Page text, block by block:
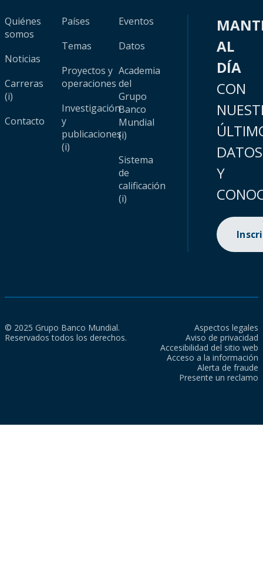
Quiénes
somos
Noticias
Carreras
(i)
Contacto
Países
Temas
Proyectos y
operaciones
Investigación
y
publicaciones
(i)
Eventos
Datos
Academia
del
Grupo
Banco
Mundial
(i)
Sistema
de
calificación
(i)
AL
DÍA
CON
DATOS
Y
© 2025 Grupo Banco Mundial.
Reservados todos los derechos.
Aspectos legales
Aviso de privacidad
Accesibilidad del sitio web
Acceso a la información
Alerta de fraude
Presente un reclamo